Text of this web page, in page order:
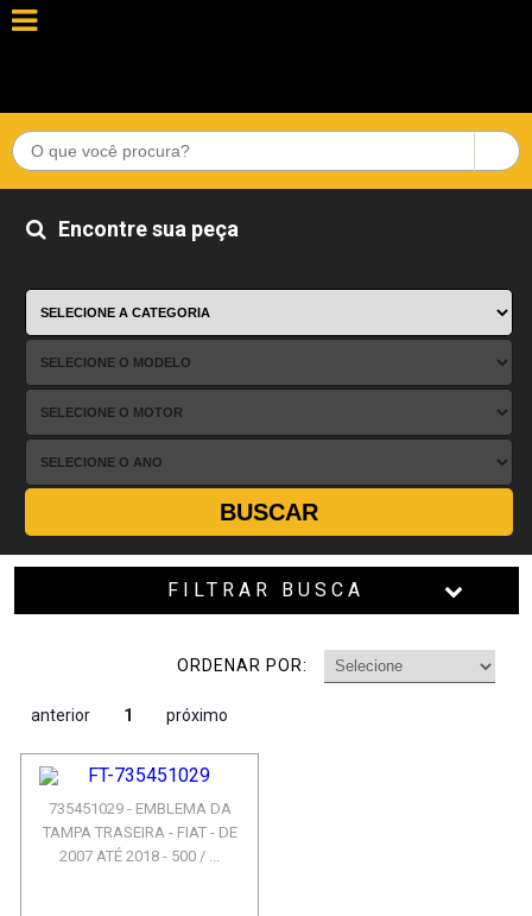
Encontre sua peça
BUSCAR
FILTRAR BUSCA
ORDENAR POR:
anterior 1 próximo
735451029 - EMBLEMA DA
TAMPA TRASEIRA - FIAT - DE
2007 ATÉ 2018 - 500 / ...